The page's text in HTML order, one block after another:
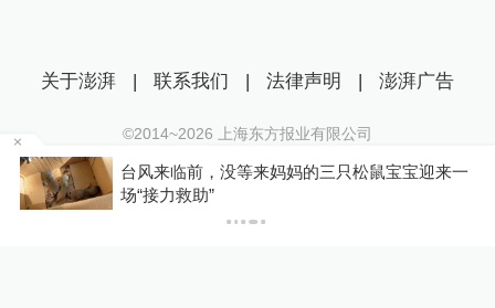
台风来临前，没等来妈妈的三只松鼠宝宝迎来一
场“接力救助”
关于澎湃 | 联系我们 | 法律声明 | 澎湃广告
©2014~2026 上海东方报业有限公司
沪ICP证：沪B2-20170116 | 沪ICP备14003370号
互联网新闻信息服务许可证：31120170006
沪公网安备 31010602000299号